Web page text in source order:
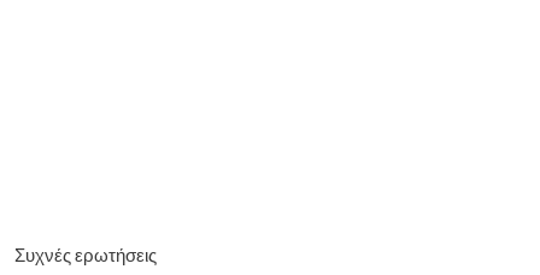
Συχνές ερωτήσεις